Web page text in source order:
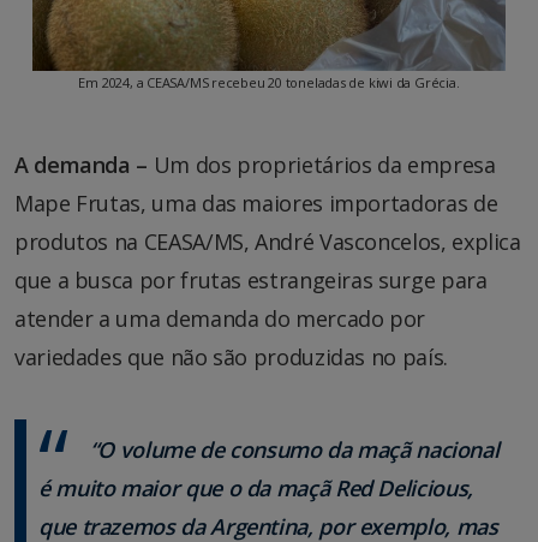
Em 2024, a CEASA/MS recebeu 20 toneladas de kiwi da Grécia.
A demanda – Um dos proprietários da empresa
Mape Frutas, uma das maiores importadoras de
produtos na CEASA/MS, André Vasconcelos, explica
que a busca por frutas estrangeiras surge para
atender a uma demanda do mercado por
variedades que não são produzidas no país.
“O volume de consumo da maçã nacional
é muito maior que o da maçã Red Delicious,
que trazemos da Argentina, por exemplo, mas